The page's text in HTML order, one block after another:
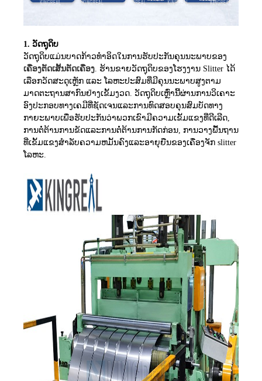
1. ວັດຖຸດິບ
ວັດຖຸດິບແມ່ນບາດກ້າວທໍາອິດໃນການຮັບປະກັນຄຸນນະພາບຂອງ
ເຄື່ອງຕັດເສັ້ນຕັດເຄື່ອງ . ຮ້ານຂາຍວັດຖຸດິບຂອງໂຮງງານ Slitter ໄດ້
ເລືອກວັດສະດຸເຫຼັກ ແລະ ໂລຫະປະສົມທີ່ມີຄຸນນະພາບສູງຕາມ
ມາດຕະຖານສາກົນຢ່າງເຂັ້ມງວດ. ວັດຖຸດິບເຫຼົ່ານີ້ຜ່ານການວິເຄາະ
ອົງປະກອບທາງເຄມີທີ່ຊັດເຈນແລະການທົດສອບຄຸນສົມບັດທາງ
ກາຍະພາບເພື່ອຮັບປະກັນວ່າພວກເຂົາມີຄວາມເຂັ້ມແຂງທີ່ດີເລີດ,
ການຕໍ່ຕ້ານການຂັດແລະການຕໍ່ຕ້ານການກັດກ່ອນ, ການວາງພື້ນຖານ
ທີ່ເຂັ້ມແຂງສໍາລັບຄວາມຫມັ້ນຄົງແລະອາຍຸຍືນຂອງເຄື່ອງຈັກ slitter
ໂລຫະ.